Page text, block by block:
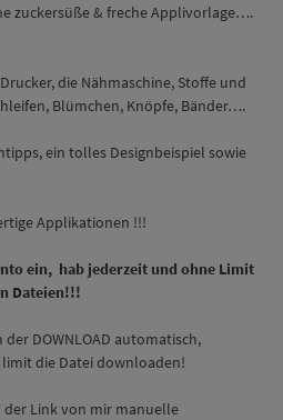
zuckersüße & freche Applivorlage….
die Nähmaschine, Stoffe und
Blümchen, Knöpfe, Bänder….
ein tolles Designbeispiel sowie
Applikationen !!!
ein, hab jederzeit und ohne Limit
Dateien!!!
DOWNLOAD automatisch,
die Datei downloaden!
der Link von mir manuelle